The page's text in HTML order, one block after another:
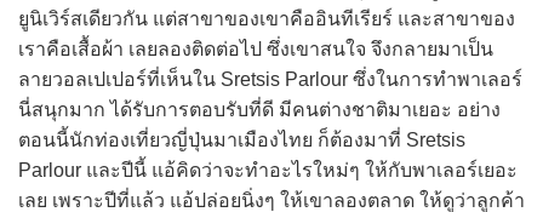
ยูนิเวิร์สเดียวกัน แต่สาขาของเขาคืออินทีเรียร์ และสาขาของ
เราคือเสื้อผ้า เลยลองติดต่อไป ซึ่งเขาสนใจ จึงกลายมาเป็น
ลายวอลเปเปอร์ที่เห็นใน Sretsis Parlour ซึ่งในการทำพาเลอร์
นี่สนุกมาก ได้รับการตอบรับที่ดี มีคนต่างชาติมาเยอะ อย่าง
ตอนนี้นักท่องเที่ยวญี่ปุ่นมาเมืองไทย ก็ต้องมาที่ Sretsis
Parlour และปีนี้ แอ้คิดว่าจะทำอะไรใหม่ๆ ให้กับพาเลอร์เยอะ
เลย เพราะปีที่แล้ว แอ้ปล่อยนิ่งๆ ให้เขาลองตลาด ให้ดูว่าลูกค้า